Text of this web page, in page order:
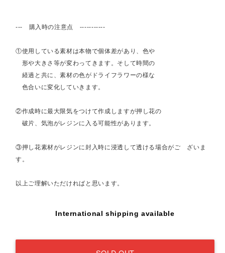
--- 購入時の注意点 -----------
①使用している素材は本物で個体差があり、色や
形や大きさ等が変わってきます。そして時間の
経過と共に、素材の色がドライフラワーの様な
色合いに変化していきます。
②作成時に最大限気をつけて作成しますが押し花の
破片、気泡がレジンに入る可能性があります。
③押し花素材がレジンに封入時に浸透して透ける場合がご ざいま
す。
以上ご理解いただければと思います。
International shipping available